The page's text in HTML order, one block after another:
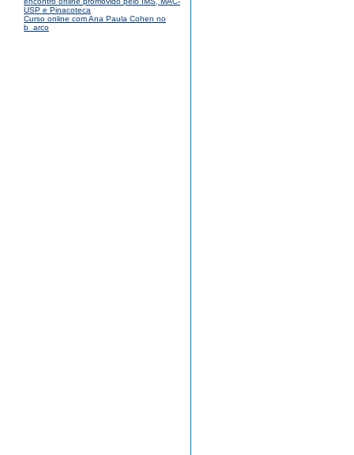
USP e Pinacoteca
Curso online com Ana Paula Cohen no
b_arco